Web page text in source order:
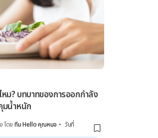
ม? บทบาทของการออกกำลัง
มน้ำหนัก
โดย ทีม Hello คุณหมอ • วันที่